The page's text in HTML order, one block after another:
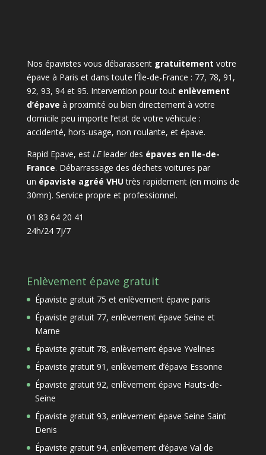
Nos épavistes vous débarassent gratuitement votre
épave à Paris et dans toute l’Île-de-France : 77, 78, 91,
92, 93, 94 et 95. Intervention pour tout enlèvement
d’épave à proximité ou bien directement à votre
domicile peu importe l’etat de votre véhicule :
accidenté, hors-usage, non roulante, et épave.
Rapid Epave, est LEleader des épaves en Ile-de-
France. Débarrassage des déchets voitures par
un épaviste agréé VHUtrès rapidement (en moins de
30mn). Service propre et professionnel.
01 83 64 20 41
24h/24 7j/7
Enlèvement épave gratuit
Épaviste gratuit 75 et enlèvement épave paris
Épaviste gratuit 77, enlèvement épave Seine et
Marne
Épaviste gratuit 78, enlèvement épave Yvelines
Épaviste gratuit 91, enlèvement d’épave Essonne
Épaviste gratuit 92, enlèvement épave Hauts-de-
Seine
Épaviste gratuit 93, enlèvement épave Seine Saint
Denis
Épaviste gratuit 94, enlèvement d’épave Val de